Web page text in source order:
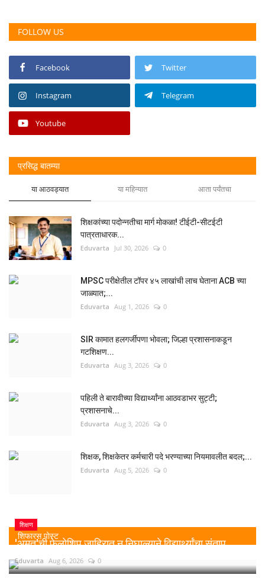
FOLLOW US
Facebook Twitter
Instagram Telegram
Youtube
प्रसिद्ध बातम्या
या आठवड्यात या महिन्यात आता पर्यंतचा
शिक्षकांच्या पदोन्नतीचा मार्ग मोकळा! टीईटी-सीटईटी
पात्रताधारक...
Eduvarta Jul 30, 2026 0
MPSC परीक्षेतील टॉपर ४५ लाखांची लाच घेताना ACB च्या
जाळ्यात;...
Eduvarta Aug 1, 2026 0
SIR कामात हलगर्जीपणा भोवला; जिल्हा प्रशासनाकडून
गटशिक्षण...
Eduvarta Aug 3, 2026 0
पहिली ते बारावीच्या विद्यार्थ्यांना आठवडाभर सुट्टी;
प्रशासनाचे...
Eduvarta Aug 3, 2026 0
शिक्षक, शिक्षकेतर कर्मचारी पदे भरण्याच्या नियमावलीत बदल;...
Eduvarta Aug 5, 2026 0
शिफारस पोस्ट
शिक्षण
'अमृत'ची फेलोशिप जाहिरात न निघाल्याने विद्यार्थ्यांचा संताप,...
Eduvarta Aug 6, 2026 0